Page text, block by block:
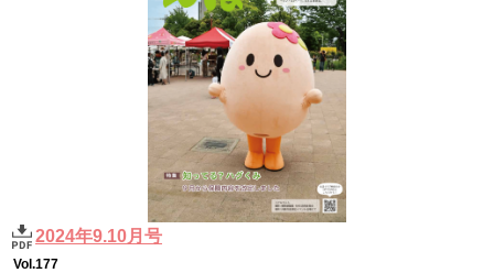
2024年9.10月号
Vol.177